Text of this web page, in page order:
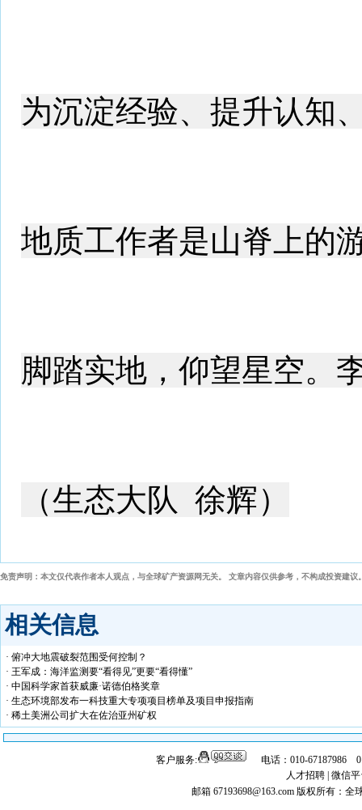
为沉淀经验、提升认知
地质工作者是山脊上的
脚踏实地，仰望星空。
（生态大队  徐辉）
免责声明：本文仅代表作者本人观点，与全球矿产资源网无关。 文章内容仅供参考，不构成投资建
相关信息
· 俯冲大地震破裂范围受何控制？
· 王军成：海洋监测要“看得见”更要“看得懂”
· 中国科学家首获威廉·诺德伯格奖章
· 生态环境部发布一科技重大专项项目榜单及项目申报指南
· 稀土美洲公司扩大在佐治亚州矿权
客户服务:
电话：010-67187986
人才招聘 微信
邮箱 67193698@163.com 版权所有：全